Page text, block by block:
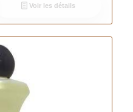
Voir les détails